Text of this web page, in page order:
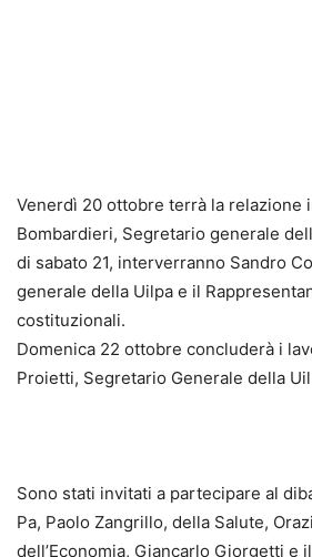
Venerdì 20 ottobre terrà la relazione
Bombardieri, Segretario generale
di sabato 21, interverranno Sandro
generale della Uilpa e il
costituzionali.
Domenica 22 ottobre concluderà i
Proietti, Segretario Generale della
Sono stati invitati a partecipare al
Pa, Paolo Zangrillo, della Salute,
dell’Economia, Giancarlo Giorgetti e